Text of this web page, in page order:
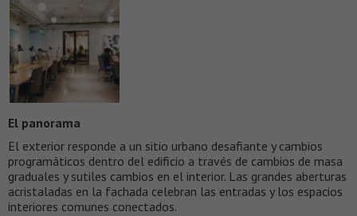
El panorama
El exterior responde a un sitio urbano desafiante y cambios
programáticos dentro del edificio a través de cambios de masa
graduales y sutiles cambios en el interior. Las grandes aberturas
acristaladas en la fachada celebran las entradas y los espacios
interiores comunes conectados.